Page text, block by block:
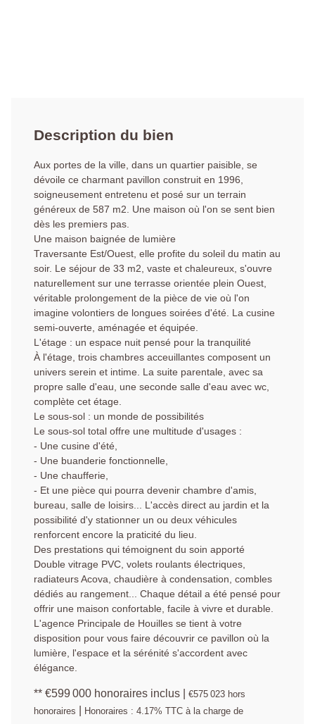
Description du bien
Aux portes de la ville, dans un quartier paisible, se
dévoile ce charmant pavillon construit en 1996,
soigneusement entretenu et posé sur un terrain
généreux de 587 m2. Une maison où l'on se sent bien
dès les premiers pas.
Une maison baignée de lumière
Traversante Est/Ouest, elle profite du soleil du matin au
soir. Le séjour de 33 m2, vaste et chaleureux, s'ouvre
naturellement sur une terrasse orientée plein Ouest,
véritable prolongement de la pièce de vie où l'on
imagine volontiers de longues soirées d'été. La cusine
semi-ouverte, aménagée et équipée.
L'étage : un espace nuit pensé pour la tranquilité
À l'étage, trois chambres acceuillantes composent un
univers serein et intime. La suite parentale, avec sa
propre salle d'eau, une seconde salle d'eau avec wc,
complète cet étage.
Le sous-sol : un monde de possibilités
Le sous-sol total offre une multitude d'usages :
- Une cusine d'été,
- Une buanderie fonctionnelle,
- Une chaufferie,
- Et une pièce qui pourra devenir chambre d'amis,
bureau, salle de loisirs... L'accès direct au jardin et la
possibilité d'y stationner un ou deux véhicules
renforcent encore la praticité du lieu.
Des prestations qui témoignent du soin apporté
Double vitrage PVC, volets roulants électriques,
radiateurs Acova, chaudière à condensation, combles
dédiés au rangement... Chaque détail a été pensé pour
offrir une maison confortable, facile à vivre et durable.
L'agence Principale de Houilles se tient à votre
disposition pour vous faire découvrir ce pavillon où la
lumière, l'espace et la sérénité s'accordent avec
élégance.
** €599 000 honoraires inclus €575 023 hors
honoraires
Honoraires : 4.17% TTC à la charge de